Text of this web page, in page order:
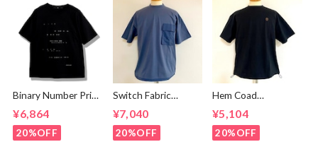
Binary Number Print
¥6,864
20%OFF
Switch Fabric
Ash Navy
¥7,040
20%OFF
Hem Coad
shirts Black /
Brown
¥5,104
20%OFF